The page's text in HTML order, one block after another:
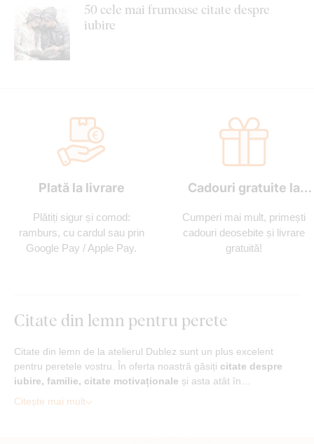
50 cele mai frumoase citate despre
iubire
Plată la livrare
Plătiți sigur și comod:
ramburs, cu cardul sau prin
Google Pay / Apple Pay.
Cadouri gratuite la
Cumperi mai mult, primești
cadouri deosebite și livrare
gratuită!
Citate din lemn pentru perete
Citate din lemn de la atelierul Dublez sunt un plus excelent
pentru peretele vostru. În oferta noastră găsiți citate despre
iubire, familie, citate motivaționale și asta atât în…
Citește mai mult